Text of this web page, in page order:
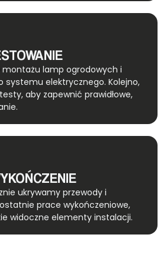
lamp ogrodowych i
systemu elektrycznego. Kolejno,
aby zapewnić prawidłowe,
ukrywamy przewody i
prace wykończeniowe,
widoczne elementy instalacji.